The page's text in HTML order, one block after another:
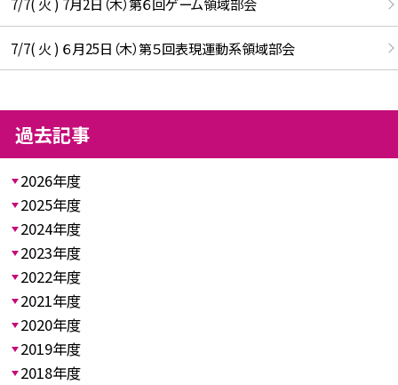
7/7( 火 ) 7月2日（木）第６回ゲーム領域部会
7/7( 火 ) ６月25日（木）第５回表現運動系領域部会
過去記事
2026年度
2025年度
2024年度
2023年度
2022年度
2021年度
2020年度
2019年度
2018年度